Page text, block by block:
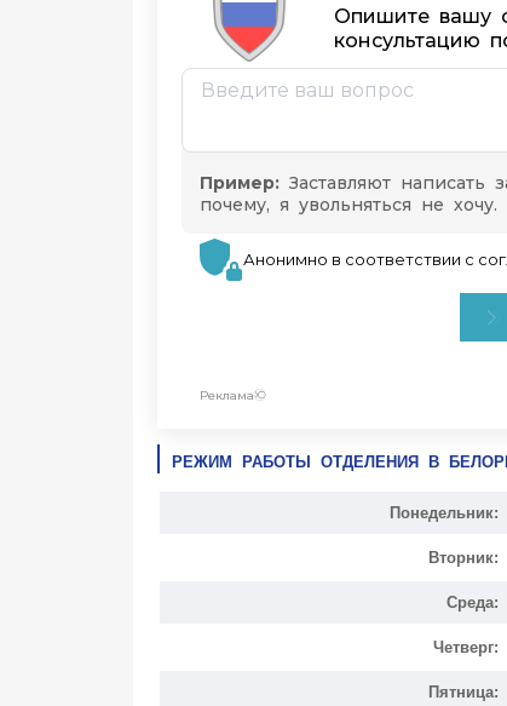
РЕЖИМ РАБОТЫ ОТДЕЛЕНИЯ В
Понедельник:
Вторник:
Среда:
Четверг:
Пятница: